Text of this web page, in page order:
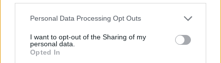
Please note that this website/app uses one or more Google
not limited to your visit or usage behaviour. You may click to
grant or deny consent to Google and its third-party tags to
use your data for below specified purposes in below Google
Personal Data Processing Opt Outs
I want to opt-out of the Sharing of my
personal data.
Opted In
Palace", αποτέλεσμα που ήταν αρκετό για να του
βαθμολογούνταν οι πρώτοι έξι οδηγοί σε κάθε
αγώνα ως εξής: 9-6-4-3-2-1. Ο Ρόιτεμαν